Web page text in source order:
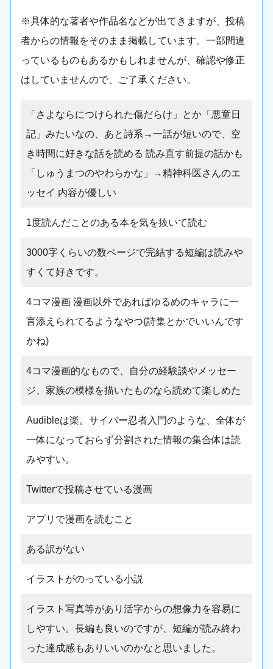
※具体的な著者や作品名などが出てきますが、投稿
者からの情報をそのまま掲載しています。一部間違
っているものもあるかもしれませんが、確認や修正
はしていませんので、ご了承ください。
「さよならにつけられた傷だらけ」とか「悪童日
記」みたいなの、あと詩系→一話が短いので、空
き時間に好きな話を読める 読み直す前提の話かも
「しゅうまつのやわらかな」→精神科医さんのエ
ッセイ 内容が優しい
1度読んだことのある本を気を抜いて読む
3000字くらいの数ページで完結する短編は読みや
すくて好きです。
4コマ漫画 漫画以外であればゆるめのキャラに一
言添えられてるようなやつ(詩集とかでいいんです
かね)
4コマ漫画的なもので、自分の経験談やメッセー
ジ、家族の模様を描いたものなら読めて楽しめた
Audibleは楽。サイバー忍者入門のような、全体が
一体になっておらず分割された情報の集合体は読
みやすい。
Twitterで投稿させている漫画
アプリで漫画を読むこと
ある訳がない
イラストがのっている小説
イラスト写真等があり活字からの想像力を容易に
しやすい。長編も良いのですが、短編が読み終わ
った達成感もありいいのかなと思いました。